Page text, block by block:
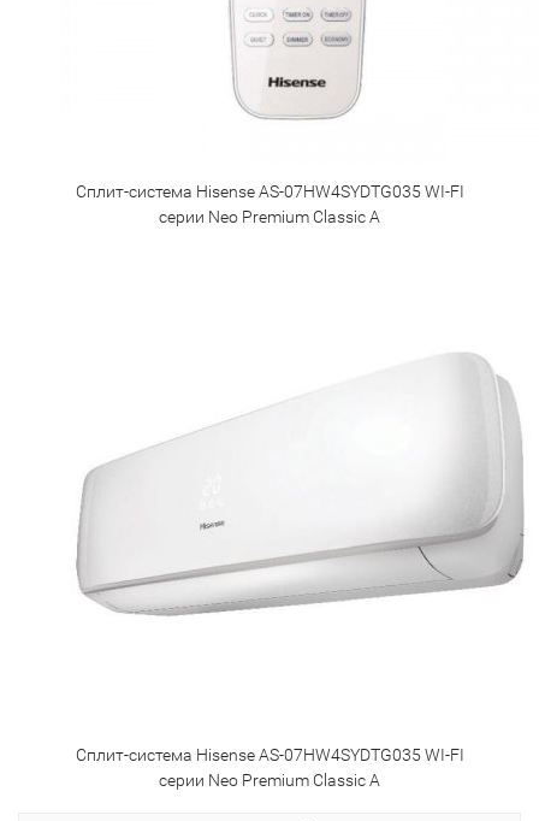
Сплит-система Hisense AS-07HW4SYDTG035 WI-FI
серии Neo Premium Classic A
Сплит-система Hisense AS-07HW4SYDTG035 WI-FI
серии Neo Premium Classic A